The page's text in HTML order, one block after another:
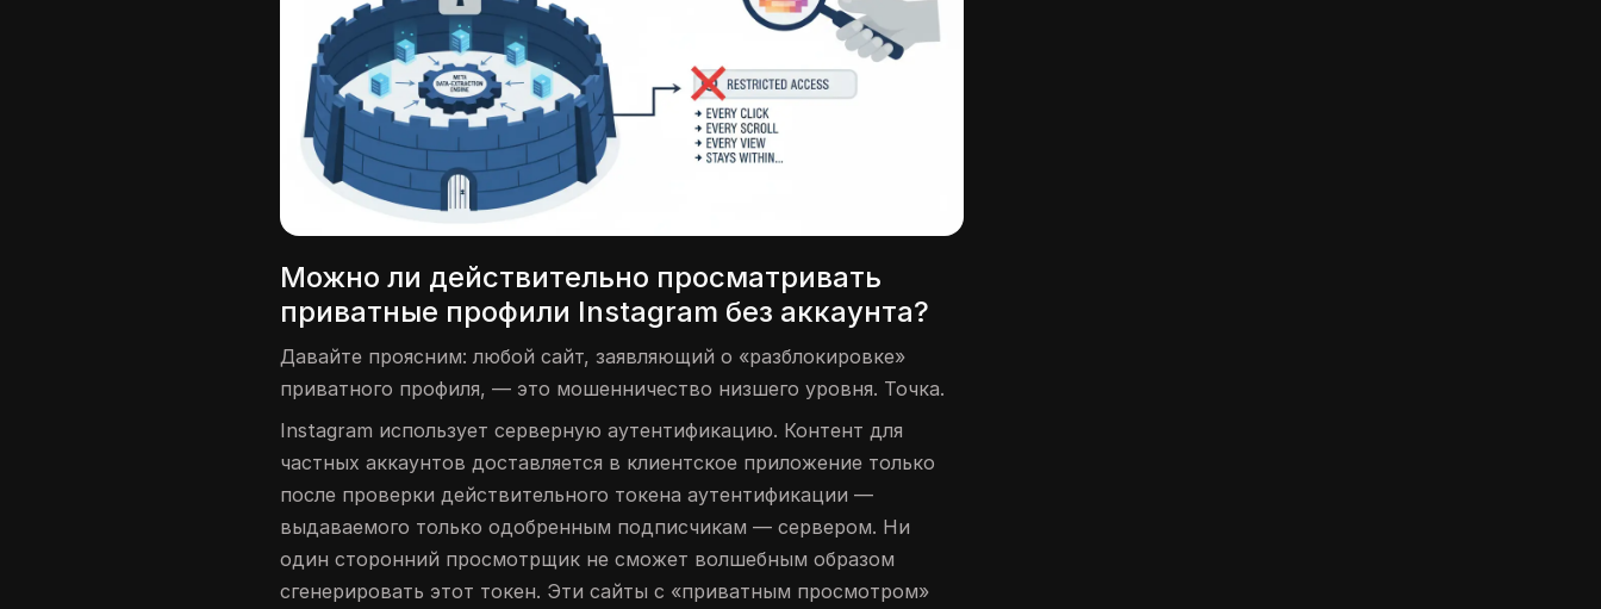
Можно ли действительно просматривать
приватные профили Instagram без аккаунта?
Давайте проясним: любой сайт, заявляющий о «разблокировке»
приватного профиля, — это мошенничество низшего уровня. Точка.
Instagram использует серверную аутентификацию. Контент для
частных аккаунтов доставляется в клиентское приложение только
после проверки действительного токена аутентификации —
выдаваемого только одобренным подписчикам — сервером. Ни
один сторонний просмотрщик не сможет волшебным образом
сгенерировать этот токен. Эти сайты с «приватным просмотром»